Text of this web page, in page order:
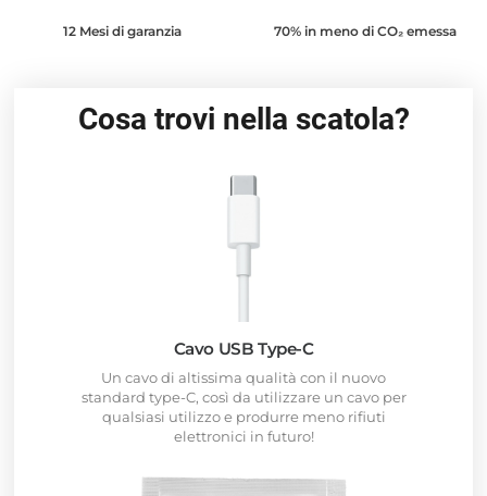
12 Mesi di garanzia 70% in meno di CO₂ emessa
Cosa trovi nella scatola?
Cavo USB Type-C
Un cavo di altissima qualità con il nuovo
standard type-C, così da utilizzare un cavo per
qualsiasi utilizzo e produrre meno rifiuti
elettronici in futuro!